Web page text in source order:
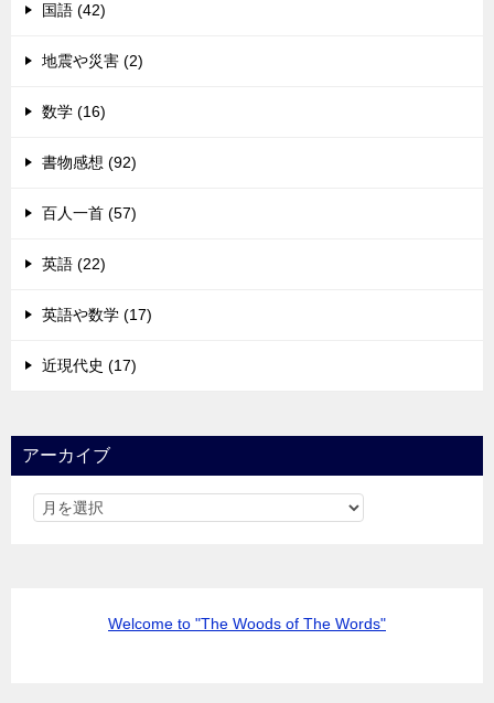
国語 (42)
地震や災害 (2)
数学 (16)
書物感想 (92)
百人一首 (57)
英語 (22)
英語や数学 (17)
近現代史 (17)
アーカイブ
Welcome to "The Woods of The Words"